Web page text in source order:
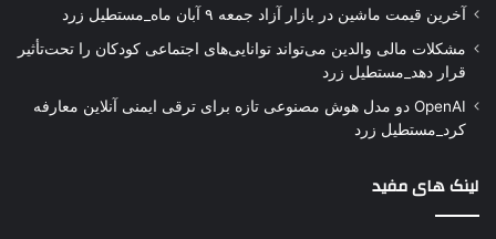
آخرین قیمت ماشین در بازار آزاد جمعه ۹ آبان ماه_مستطیل زرد
مشکلات مالی والدین می‌تواند توانایی‌های اجتماعی کودکان را تحت‌تأثیر
قرار دهد_مستطیل زرد
OpenAI دو مدل هوش مصنوعی تازه برای ترقی ایمنی آنلاین معارفه
کرد_مستطیل زرد
لینک های مفید